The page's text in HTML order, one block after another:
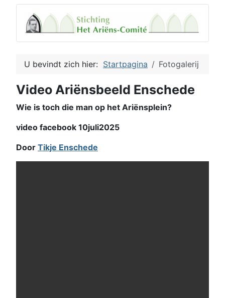
U bevindt zich hier: Startpagina Fotogalerij
Video Ariënsbeeld Enschede
Wie is toch die man op het Ariënsplein?
video facebook 10juli2025
Door Tikje Enschede